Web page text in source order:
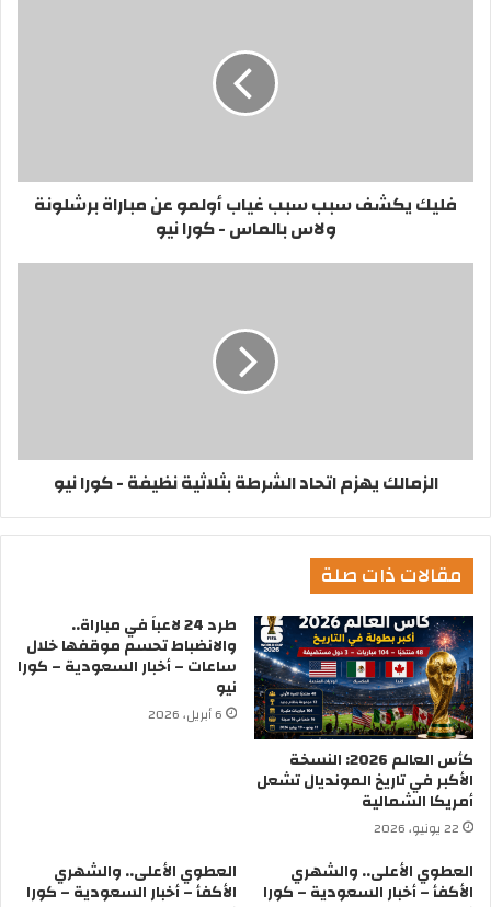
فليك يكشف سبب سبب غياب أولمو عن مباراة برشلونة
ولاس بالماس - كورا نيو
الزمالك يهزم اتحاد الشرطة بثلاثية نظيفة - كورا نيو
مقالات ذات صلة
كأس العالم 2026: النسخة
الأكبر في تاريخ المونديال تشعل
أمريكا الشمالية
22 يونيو، 2026
طرد 24 لاعباً في مباراة..
والانضباط تحسم موقفها خلال
ساعات – أخبار السعودية – كورا
نيو
6 أبريل، 2026
العطوي الأعلى.. والشهري
الأكفأ – أخبار السعودية – كورا
العطوي الأعلى.. والشهري
الأكفأ – أخبار السعودية – كورا